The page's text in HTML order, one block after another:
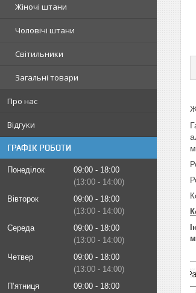
Жіночі штани
Чоловічі штани
Світильники
Загальні товари
Про нас
Відгуки
ГРАФІК РОБОТИ
Понеділок 09:00
18:00
13:00
14:00
Вівторок
09:00
18:00
13:00
14:00
Середа
09:00
18:00
13:00
14:00
Четвер
09:00
18:00
13:00
14:00
Пʼятниця
09:00
18:00